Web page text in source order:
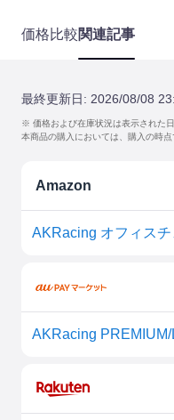
価格比較関連記事
最終更新日: 2026/08/08
※ 価格および在庫状況は表示された
本商品の購入においては、購入の時
Amazon
AKRacing